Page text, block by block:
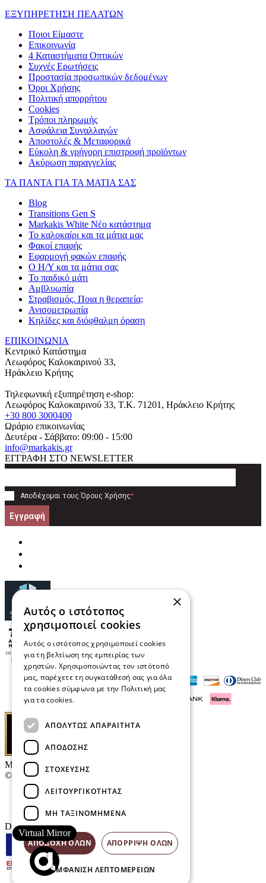
ΕΞΥΠΗΡΕΤΗΣΗ ΠΕΛΑΤΩΝ
Ποιοι Είμαστε
Επικοινωνία
4 Καταστήματα Οπτικών
Συχνές Ερωτήσεις
Προστασία προσωπικών δεδομένων
Όροι Χρήσης
Πολιτική απορρήτου
Cookies
Τρόποι πληρωμής
Ασφάλεια Συναλλαγών
Αποστολές & Μεταφορικά
Εύκολη & γρήγορη επιστροφή προϊόντων
Ακύρωση παραγγελίας
ΤΑ ΠΑΝΤΑ ΓΙΑ ΤΑ ΜΑΤΙΑ ΣΑΣ
Blog
Transitions Gen S
Markakis White Νέο κατάστημα
Το καλοκαίρι και τα μάτια μας
Φακοί επαφής
Εφαρμογή φακών επαφής
Ο Η/Υ και τα μάτια σας
Το παιδικό μάτι
Αμβλυωπία
Στραβισμός. Ποια η θεραπεία;
Ανισομετρωπία
Κηλίδες και διόφθαλμη όραση
ΕΠΙΚΟΙΝΩΝΙΑ
Κεντρικό Κατάστημα
Λεωφόρος Καλοκαιρινού 33,
Ηράκλειο Κρήτης
Τηλεφωνική εξυπηρέτηση e-shop:
Λεωφόρος Καλοκαιρινού 33, T.K. 71201, Ηράκλειο Κρήτης
+30 800 3000400
Ωράριο επικοινωνίας
Δευτέρα - Σάββατο: 09:00 - 15:00
info@markakis.gr
ΕΓΓΡΑΦΗ ΣΤΟ NEWSLETTER
Αποδέχομαι τους Όρους Χρήσης*
Εγγραφή
Μαρκάκης Οπτικά
© 2026
Επικοινωνία
E-Volution Awards
Designed & developed by
Virtual Mirror
×
Αυτός ο ιστότοπος
χρησιμοποιεί cookies
Αυτός ο ιστότοπος χρησιμοποιεί cookies
για τη βελτίωση της εμπειρίας των
χρηστών. Χρησιμοποιώντας τον ιστότοπό
μας, παρέχετε τη συγκατάθεσή σας για όλα
τα cookies σύμφωνα με την Πολιτική μας
για τα cookies.
ΑΠΟΛΎΤΩΣ ΑΠΑΡΑΊΤΗΤΑ
ΑΠΌΔΟΣΗΣ
ΣΤΌΧΕΥΣΗΣ
ΛΕΙΤΟΥΡΓΙΚΌΤΗΤΑΣ
ΜΗ ΤΑΞΙΝΟΜΗΜΈΝΑ
ΑΠΟΔΟΧΉ ΌΛΩΝ ΑΠΌΡΡΙΨΗ ΌΛΩΝ
ΕΜΦΆΝΙΣΗ ΛΕΠΤΟΜΕΡΕΙΏΝ